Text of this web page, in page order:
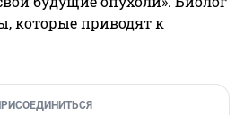
которые приводят к